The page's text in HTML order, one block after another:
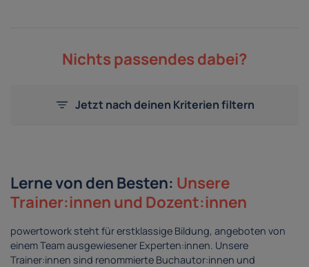
Nichts passendes dabei?
Jetzt nach deinen Kriterien filtern
Lerne von den Besten: Unsere
Trainer:innen und Dozent:innen
powertowork steht für erstklassige Bildung, angeboten von
einem Team ausgewiesener Experten:innen. Unsere
Trainer:innen sind renommierte Buchautor:innen und